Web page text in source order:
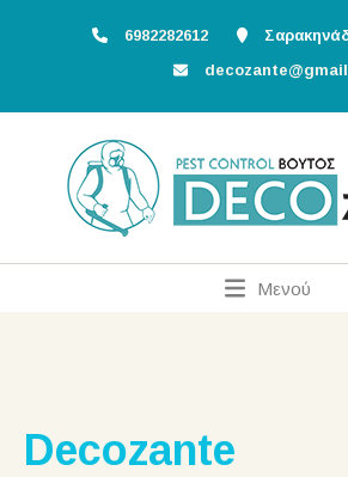
6982282612
Μενού
Decozante